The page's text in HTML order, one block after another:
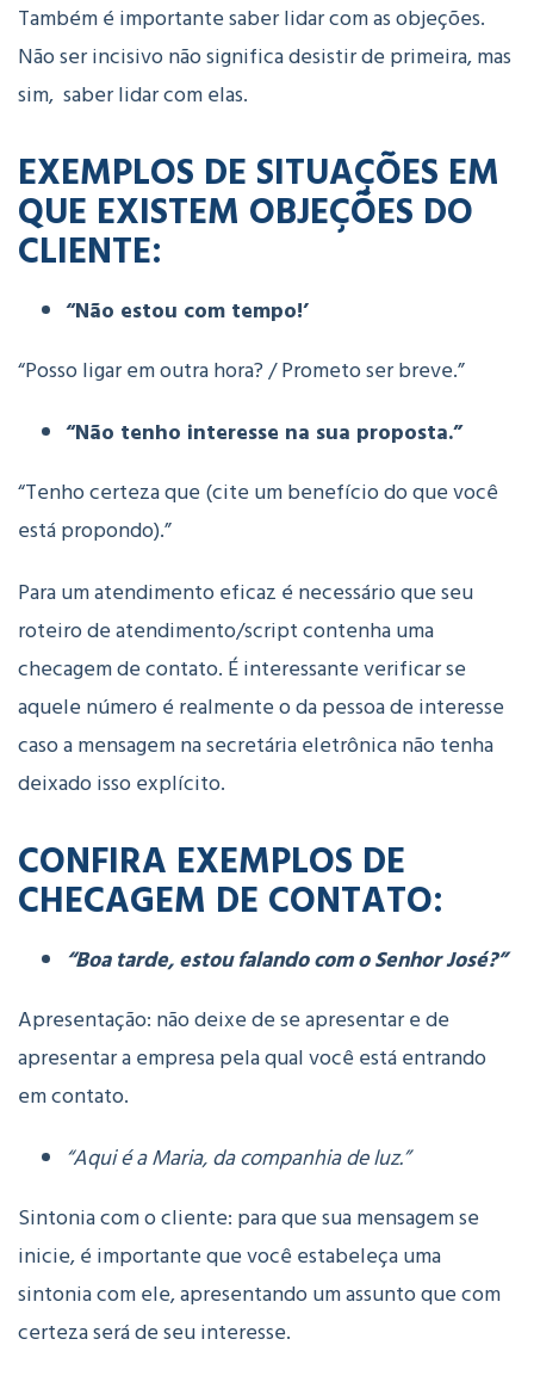
Também é importante saber lidar com as objeções.
Não ser incisivo não significa desistir de primeira, mas
sim, saber lidar com elas.
EXEMPLOS DE SITUAÇÕES EM
QUE EXISTEM OBJEÇÕES DO
CLIENTE:
“Não estou com tempo!’
“Posso ligar em outra hora? / Prometo ser breve.”
“Não tenho interesse na sua proposta.”
“Tenho certeza que (cite um benefício do que você
está propondo).”
Para um atendimento eficaz é necessário que seu
roteiro de atendimento/script contenha uma
checagem de contato. É interessante verificar se
aquele número é realmente o da pessoa de interesse
caso a mensagem na secretária eletrônica não tenha
deixado isso explícito.
CONFIRA EXEMPLOS DE
CHECAGEM DE CONTATO:
“Boa tarde, estou falando com o Senhor José?”
Apresentação: não deixe de se apresentar e de
apresentar a empresa pela qual você está entrando
em contato.
“Aqui é a Maria, da companhia de luz.”
Sintonia com o cliente: para que sua mensagem se
inicie, é importante que você estabeleça uma
sintonia com ele, apresentando um assunto que com
certeza será de seu interesse.